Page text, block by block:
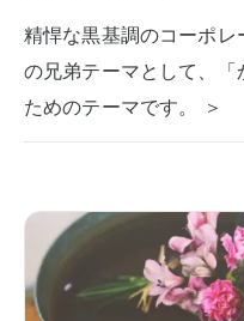
精悍な黒基調のコーポ
の兄弟テーマとして、
ためのテーマです。 ＞